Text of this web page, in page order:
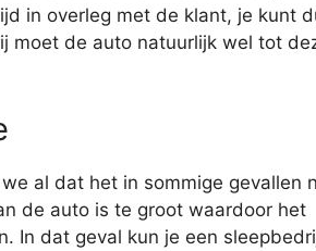
in overleg met de klant, je kunt
moet de auto natuurlijk wel tot
al dat het in sommige gevallen
de auto is te groot waardoor het
In dat geval kun je een